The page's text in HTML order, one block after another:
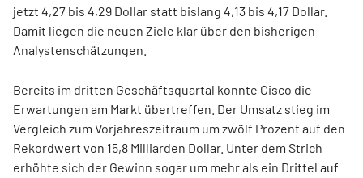
jetzt 4,27 bis 4,29 Dollar statt bislang 4,13 bis 4,17 Dollar.
Damit liegen die neuen Ziele klar über den bisherigen
Analystenschätzungen.
Bereits im dritten Geschäftsquartal konnte Cisco die
Erwartungen am Markt übertreffen. Der Umsatz stieg im
Vergleich zum Vorjahreszeitraum um zwölf Prozent auf den
Rekordwert von 15,8 Milliarden Dollar. Unter dem Strich
erhöhte sich der Gewinn sogar um mehr als ein Drittel auf